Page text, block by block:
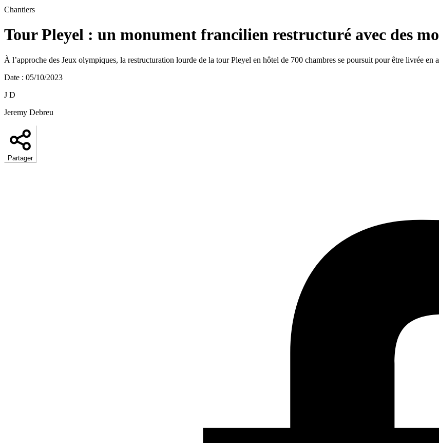
Chantiers
Tour Pleyel : un monument francilien restructuré avec des
À l’approche des Jeux olympiques, la restructuration lourde de la tour Pleyel en hôtel de 700 chambres se poursuit pour être livrée
Date : 05/10/2023
J D
Jeremy Debreu
Partager